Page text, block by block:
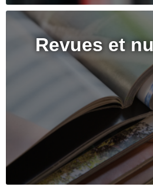
Revues et